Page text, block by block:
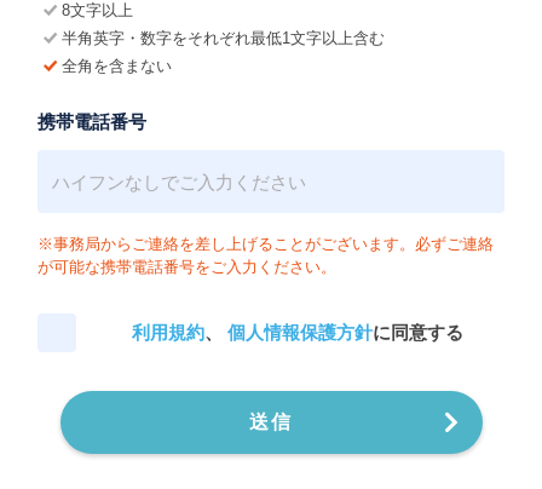
8文字以上
半角英字・数字をそれぞれ最低1文字以上含む
全角を含まない
携帯電話番号
※事務局からご連絡を差し上げることがございます。必ずご連絡
が可能な携帯電話番号をご入力ください。
利用規約、 個人情報保護方針に同意する
送信